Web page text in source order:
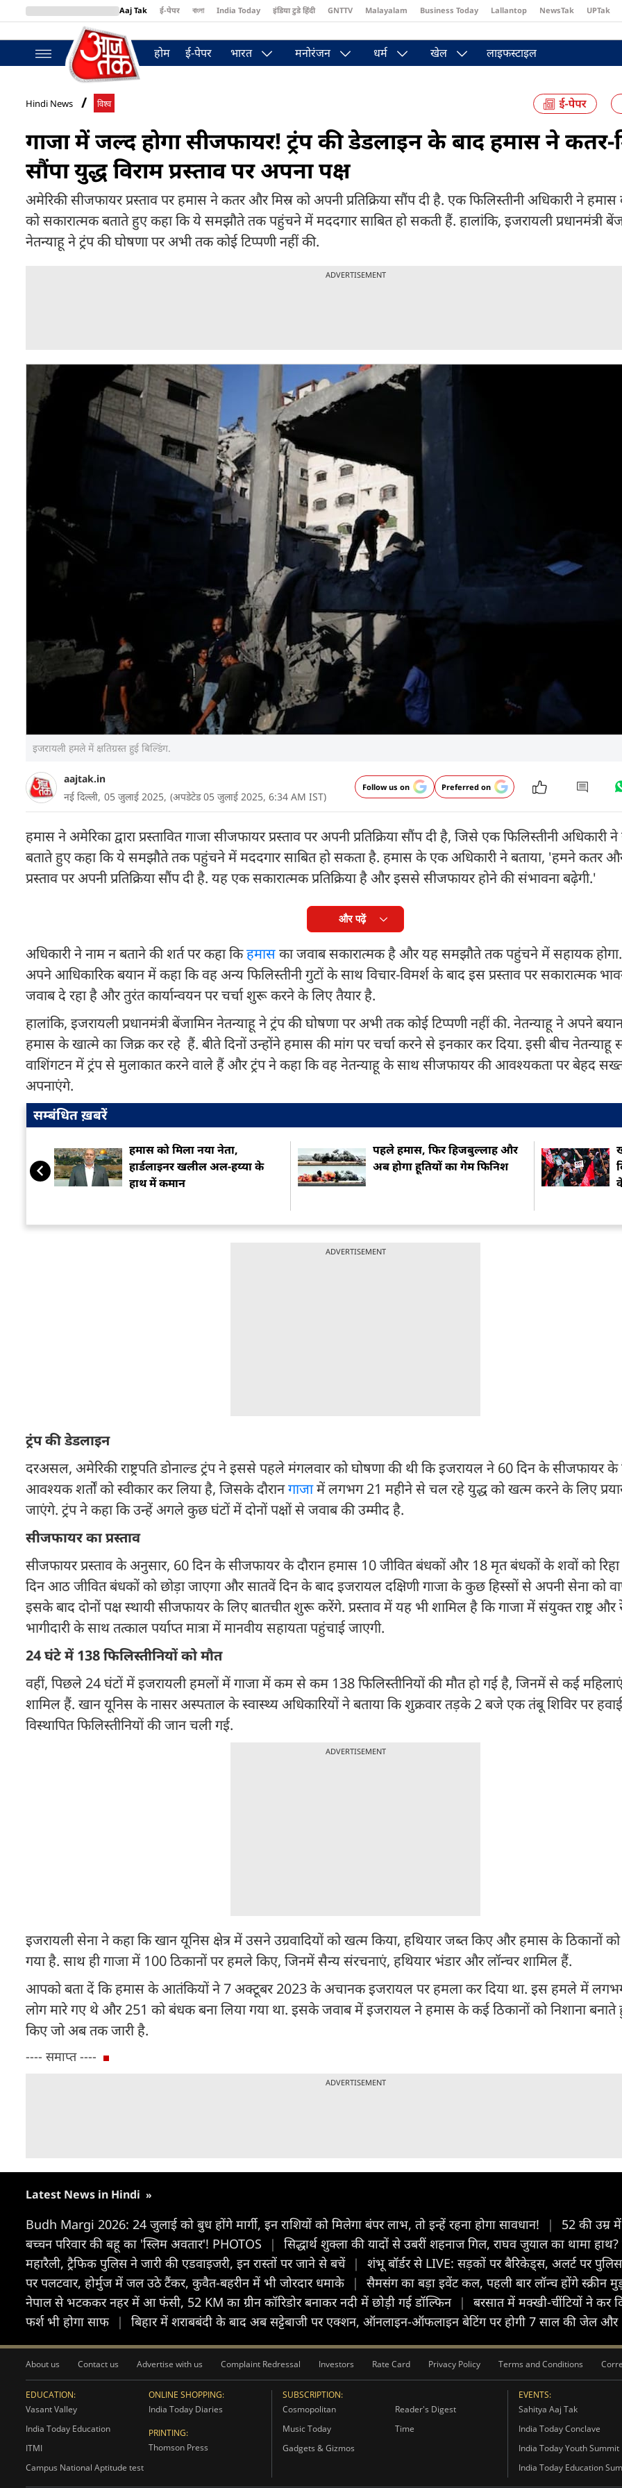
Aaj Tak ई-पेपर বাংলা India Today इंडिया टुडे हिंदी GNTTV Malayalam Business Today Lallantop NewsTak UPTak
BT Bazaar
होम ई-पेपर भारत मनोरंजन धर्म खेल लाइफस्टाइल
Hindi News विश्व
गाजा में जल्द होगा सीजफायर! ट्रंप की डेडलाइन के बाद हमास ने कतर-
सौंपा युद्ध विराम प्रस्ताव पर अपना पक्ष
अमेरिकी सीजफायर प्रस्ताव पर हमास ने कतर और मिस्र को अपनी प्रतिक्रिया सौंप दी है. एक फिलिस्तीनी अधिकारी ने हमास
को सकारात्मक बताते हुए कहा कि ये समझौते तक पहुंचने में मददगार साबित हो सकती हैं. हालांकि, इजरायली प्रधानमंत्री
नेतन्याहू ने ट्रंप की घोषणा पर अभी तक कोई टिप्पणी नहीं की.
ADVERTISEMENT
इजरायली हमले में क्षतिग्रस्त हुई बिल्डिंग.
aajtak.in
नई दिल्ली, 05 जुलाई 2025, (अपडेटेड 05 जुलाई 2025, 6:34 AM IST)
Follow us on Preferred on
हमास ने अमेरिका द्वारा प्रस्तावित गाजा सीजफायर प्रस्ताव पर अपनी प्रतिक्रिया सौंप दी है, जिसे एक फिलिस्तीनी अधिकारी
बताते हुए कहा कि ये समझौते तक पहुंचने में मददगार साबित हो सकता है. हमास के एक अधिकारी ने बताया, 'हमने कतर और
प्रस्ताव पर अपनी प्रतिक्रिया सौंप दी है. यह एक सकारात्मक प्रतिक्रिया है और इससे सीजफायर होने की संभावना बढ़ेगी.'
और पढ़ें
अधिकारी ने नाम न बताने की शर्त पर कहा किहमासका जवाब सकारात्मक है और यह समझौते तक पहुंचने में सहायक
अपने आधिकारिक बयान में कहा कि वह अन्य फिलिस्तीनी गुटों के साथ विचार-विमर्श के बाद इस प्रस्ताव पर सकारात्मक
जवाब दे रहा है और तुरंत कार्यान्वयन पर चर्चा शुरू करने के लिए तैयार है.
हालांकि, इजरायली प्रधानमंत्री बेंजामिन नेतन्याहू ने ट्रंप की घोषणा पर अभी तक कोई टिप्पणी नहीं की. नेतन्याहू ने अपने
हमास के खात्मे का जिक्र कर रहे हैं. बीते दिनों उन्होंने हमास की मांग पर चर्चा करने से इनकार कर दिया. इसी बीच नेतन्याहू
वाशिंगटन में ट्रंप से मुलाकात करने वाले हैं और ट्रंप ने कहा कि वह नेतन्याहू के साथ सीजफायर की आवश्यकता पर बेहद
अपनाएंगे.
सम्बंधित ख़बरें
हमास को मिला नया नेता,
हार्डलाइनर खलील अल-हय्या के
हाथ में कमान
पहले हमास, फिर हिजबुल्लाह और
अब होगा हूतियों का गेम फिनिश
ADVERTISEMENT
ट्रंप की डेडलाइन
दरअसल, अमेरिकी राष्ट्रपति डोनाल्ड ट्रंप ने इससे पहले मंगलवार को घोषणा की थी कि इजरायल ने 60 दिन के सीजफायर के
आवश्यक शर्तों को स्वीकार कर लिया है, जिसके दौरानगाजामें लगभग 21 महीने से चल रहे युद्ध को खत्म करने के लिए
जाएंगे. ट्रंप ने कहा कि उन्हें अगले कुछ घंटों में दोनों पक्षों से जवाब की उम्मीद है.
सीजफायर का प्रस्ताव
सीजफायर प्रस्ताव के अनुसार, 60 दिन के सीजफायर के दौरान हमास 10 जीवित बंधकों और 18 मृत बंधकों के शवों को
दिन आठ जीवित बंधकों को छोड़ा जाएगा और सातवें दिन के बाद इजरायल दक्षिणी गाजा के कुछ हिस्सों से अपनी सेना को
इसके बाद दोनों पक्ष स्थायी सीजफायर के लिए बातचीत शुरू करेंगे. प्रस्ताव में यह भी शामिल है कि गाजा में संयुक्त राष्ट्र और
भागीदारी के साथ तत्काल पर्याप्त मात्रा में मानवीय सहायता पहुंचाई जाएगी.
24 घंटे में 138 फिलिस्तीनियों को मौत
वहीं, पिछले 24 घंटों में इजरायली हमलों में गाजा में कम से कम 138 फिलिस्तीनियों की मौत हो गई है, जिनमें से कई
शामिल हैं. खान यूनिस के नासर अस्पताल के स्वास्थ्य अधिकारियों ने बताया कि शुक्रवार तड़के 2 बजे एक तंबू शिविर पर
विस्थापित फिलिस्तीनियों की जान चली गई.
ADVERTISEMENT
इजरायली सेना ने कहा कि खान यूनिस क्षेत्र में उसने उग्रवादियों को खत्म किया, हथियार जब्त किए और हमास के ठिकानों
गया है. साथ ही गाजा में 100 ठिकानों पर हमले किए, जिनमें सैन्य संरचनाएं, हथियार भंडार और लॉन्चर शामिल हैं.
आपको बता दें कि हमास के आतंकियों ने 7 अक्टूबर 2023 के अचानक इजरायल पर हमला कर दिया था. इस हमले में
लोग मारे गए थे और 251 को बंधक बना लिया गया था. इसके जवाब में इजरायल ने हमास के कई ठिकानों को निशाना
किए जो अब तक जारी है.
---- समाप्त ----
ADVERTISEMENT
Latest News in Hindi »
Budh Margi 2026: 24 जुलाई को बुध होंगे मार्गी, इन राशियों को मिलेगा बंपर लाभ, तो इन्हें रहना होगा सावधान! |
52 की उम्र
बच्चन परिवार की बहू का 'स्लिम अवतार'! PHOTOS
| सिद्धार्थ शुक्ला की यादों से उबरीं शहनाज गिल, राघव जुयाल का थामा
महारैली, ट्रैफिक पुलिस ने जारी की एडवाइजरी, इन रास्तों पर जाने से बचें | शंभू बॉर्डर से LIVE: सड़कों पर बैरिकेड्स, अलर्ट पर
पर पलटवार, होर्मुज में जल उठे टैंकर, कुवैत-बहरीन में भी जोरदार धमाके
| सैमसंग का बड़ा इवेंट कल, पहली बार लॉन्च होंगे स्क्रीन
नेपाल से भटककर नहर में आ फंसी, 52 KM का ग्रीन कॉरिडोर बनाकर नदी में छोड़ी गई डॉल्फिन |
बरसात में मक्खी-चींटियों ने कर
फर्श भी होगा साफ | बिहार में शराबबंदी के बाद अब सट्टेबाजी पर एक्शन, ऑनलाइन-ऑफलाइन बेटिंग पर होगी 7 साल की जेल और
About us Contact us Advertise with us Complaint Redressal Investors Rate Card Privacy Policy Terms and Conditions
EDUCATION:
Vasant Valley
India Today Education
ITMI
Campus National Aptitude test
ONLINE SHOPPING:
India Today Diaries
PRINTING:
Thomson Press
SUBSCRIPTION:
Cosmopolitan
Reader's Digest
Music Today
Time
Gadgets & Gizmos
EVENTS:
Sahitya Aaj Tak
India Today Conclave
India Today Youth Summit
India Today Education